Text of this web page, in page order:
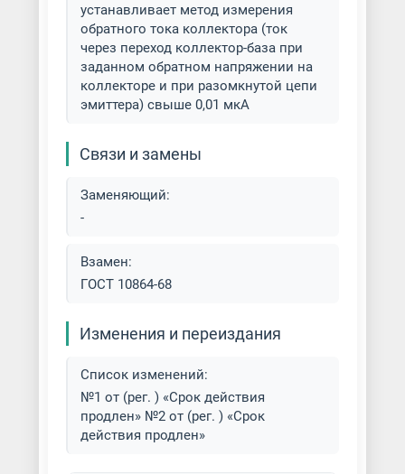
устанавливает метод измерения
обратного тока коллектора (ток
через переход коллектор-база при
заданном обратном напряжении на
коллекторе и при разомкнутой цепи
эмиттера) свыше 0,01 мкА
Связи и замены
Заменяющий:
-
Взамен:
ГОСТ 10864-68
Изменения и переиздания
Список изменений:
№1 от (рег. ) «Срок действия
продлен» №2 от (рег. ) «Срок
действия продлен»